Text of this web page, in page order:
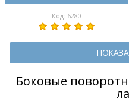
Код: 6280
Боковые